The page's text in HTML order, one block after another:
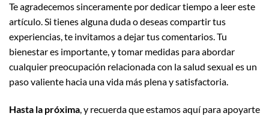
Te agradecemos sinceramente por dedicar tiempo a leer este
artículo. Si tienes alguna duda o deseas compartir tus
experiencias, te invitamos a dejar tus comentarios. Tu
bienestar es importante, y tomar medidas para abordar
cualquier preocupación relacionada con la salud sexual es un
paso valiente hacia una vida más plena y satisfactoria.
Hasta la próxima, y recuerda que estamos aquí para apoyarte